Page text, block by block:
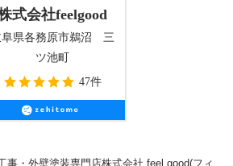
式会社feelgood
阜県各務原市鵜沼 三
ツ池町
47件
事・外壁塗装専門店株式会社 feel good(フィ